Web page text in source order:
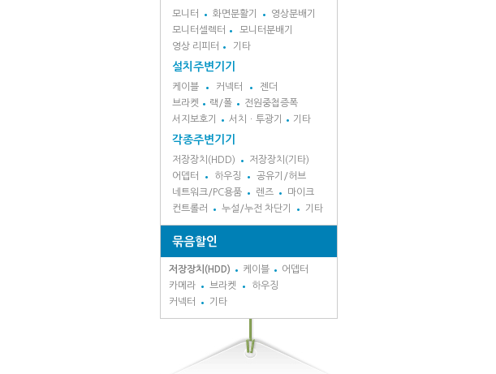
모니터 화면분활기
영상분배기
모니터셀렉터
모니터분배기
영상 리피터
기타
설치주변기기
케이블 커넥터
젠더
브라켓
랙/폴
전원중첩증폭
서지보호기
서치ㆍ투광기 기타
각종주변기기
저장장치(HDD)
저장장치(기타)
어뎁터
하우징
공유기/허브
네트워크/PC용품
렌즈
마이크
컨트롤러
누설/누전 차단기 기타
묶음할인
저장장치(HDD) 케이블
어뎁터
카메라
브라켓
하우징
커넥터
기타